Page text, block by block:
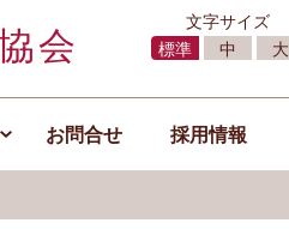
会
文字サイズ
標準
中 大
お問合せ 採用情報